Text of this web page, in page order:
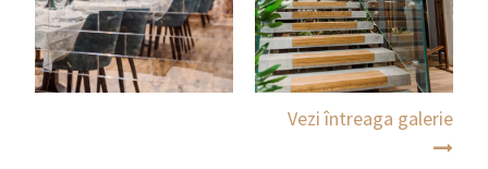
Vezi întreaga galerie